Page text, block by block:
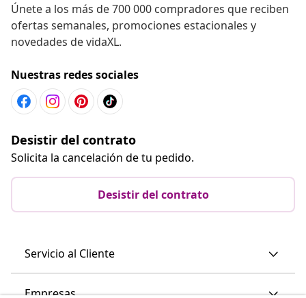
Únete a los más de 700 000 compradores que reciben
ofertas semanales, promociones estacionales y
novedades de vidaXL.
Nuestras redes sociales
Desistir del contrato
Solicita la cancelación de tu pedido.
Desistir del contrato
Servicio al Cliente
Empresas